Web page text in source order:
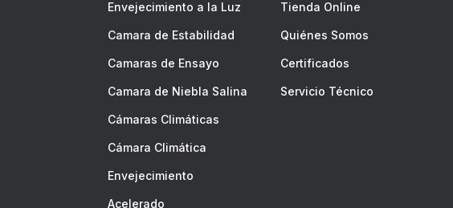
Envejecimiento a la Luz
Camara de Estabilidad
Camaras de Ensayo
Camara de Niebla Salina
Cámaras Climáticas
Cámara Climática
Envejecimiento
Acelerado
Tienda Online
Quiénes Somos
Certificados
Servicio Técnico